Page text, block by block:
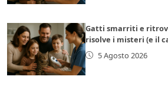
Gatti smarriti e
risolve i misteri (e il
5 Agosto 2026